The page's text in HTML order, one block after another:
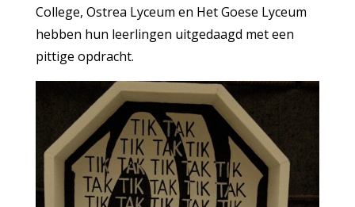
College, Ostrea Lyceum en Het Goese Lyceum
hebben hun leerlingen uitgedaagd met een
pittige opdracht.